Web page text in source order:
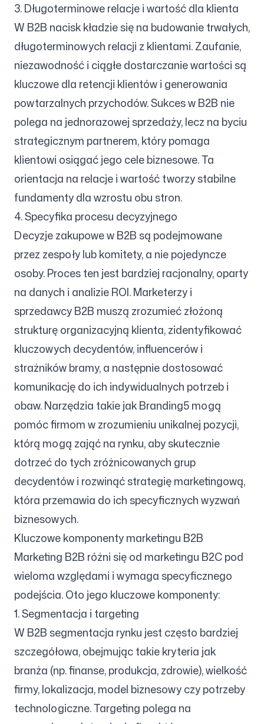
3. Długoterminowe relacje i wartość dla klienta
W B2B nacisk kładzie się na budowanie trwałych,
długoterminowych relacji z klientami. Zaufanie,
niezawodność i ciągłe dostarczanie wartości są
kluczowe dla retencji klientów i generowania
powtarzalnych przychodów. Sukces w B2B nie
polega na jednorazowej sprzedaży, lecz na byciu
strategicznym partnerem, który pomaga
klientowi osiągać jego cele biznesowe. Ta
orientacja na relacje i wartość tworzy stabilne
fundamenty dla wzrostu obu stron.
4. Specyfika procesu decyzyjnego
Decyzje zakupowe w B2B są podejmowane
przez zespoły lub komitety, a nie pojedyncze
osoby. Proces ten jest bardziej racjonalny, oparty
na danych i analizie ROI. Marketerzy i
sprzedawcy B2B muszą zrozumieć złożoną
strukturę organizacyjną klienta, zidentyfikować
kluczowych decydentów, influencerów i
strażników bramy, a następnie dostosować
komunikację do ich indywidualnych potrzeb i
obaw. Narzędzia takie jak Branding5 mogą
pomóc firmom w zrozumieniu unikalnej pozycji,
którą mogą zająć na rynku, aby skutecznie
dotrzeć do tych zróżnicowanych grup
decydentów i rozwinąć strategię marketingową,
która przemawia do ich specyficznych wyzwań
biznesowych.
Kluczowe komponenty marketingu B2B
Marketing B2B różni się od marketingu B2C pod
wieloma względami i wymaga specyficznego
podejścia. Oto jego kluczowe komponenty:
1. Segmentacja i targeting
W B2B segmentacja rynku jest często bardziej
szczegółowa, obejmując takie kryteria jak
branża (np. finanse, produkcja, zdrowie), wielkość
firmy, lokalizacja, model biznesowy czy potrzeby
technologiczne. Targeting polega na